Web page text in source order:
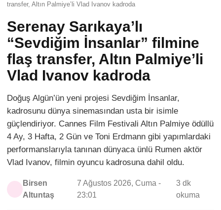
transfer, Altın Palmiye’li Vlad Ivanov kadroda
Serenay Sarıkaya’lı
“Sevdiğim İnsanlar” filmine
flaş transfer, Altın Palmiye’li
Vlad Ivanov kadroda
Doğuş Algün’ün yeni projesi Sevdiğim İnsanlar,
kadrosunu dünya sinemasından usta bir isimle
güçlendiriyor. Cannes Film Festivali Altın Palmiye ödüllü
4 Ay, 3 Hafta, 2 Gün ve Toni Erdmann gibi yapımlardaki
performanslarıyla tanınan dünyaca ünlü Rumen aktör
Vlad Ivanov, filmin oyuncu kadrosuna dahil oldu.
Birsen
Altuntaş
7 Ağustos 2026, Cuma -
23:01
3 dk
okuma